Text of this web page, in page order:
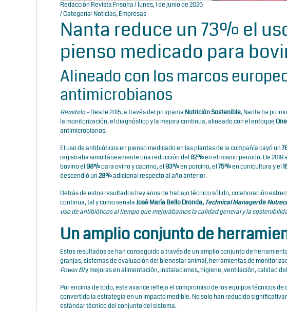
Redacción Revista Frisona/ lunes, 1 de junio de 2026
/ Categoría:Noticias,Empresas
Nanta reduce un 73% el
pienso medicado para
Alineado con los marcos
antimicrobianos
Remitido.- Desde 2015, a través del programa Nutrición Sostenible, Nanta ha
la monitorización, el diagnóstico y la mejora continua, alineado con el enfoque
antimicrobianos.
El uso de antibióticos en pienso medicado en las plantas de la compañía cayó un
registraba simultáneamente una reducción del82%en el mismo periodo. De
bovino el98%para ovino y caprino, el93%en porcino, el75%en cunicultura y el
descendió un28%adicional respecto al año anterior.
Detrás de estos resultados hay años de trabajo técnico sólido, colaboración
continua, tal y como señalaJosé María Bello Dronda, Technical Managerde
uso de antibióticos al tiempo que mejorábamos la calidad general y la
Un amplio conjunto de
Estos resultados se han conseguido a través de un amplio conjunto de
granjas, sistemas de evaluación del bienestar animal, herramientas de
Power BIy mejoras en alimentación, instalaciones, higiene, ventilación, calidad
Por encima de todo, este avance refleja el compromiso de los equipos técnicos
convertido la estrategia en un impacto medible. No solo han reducido
estándar técnico del conjunto del sistema.